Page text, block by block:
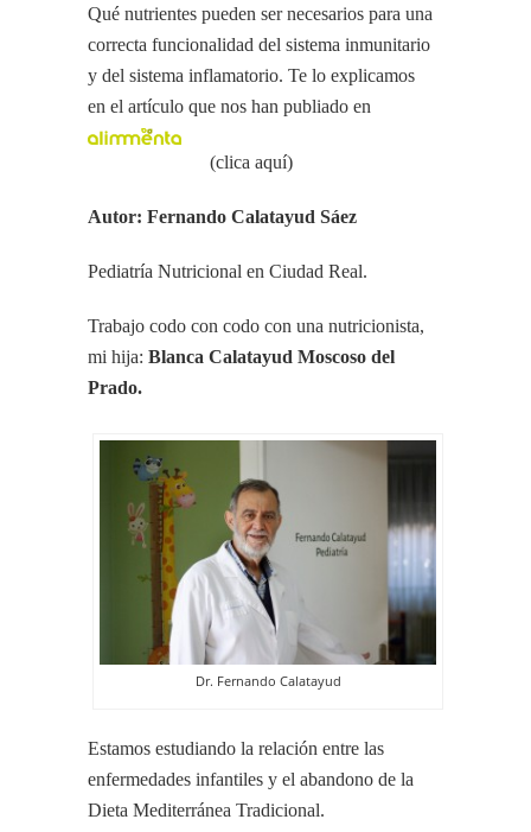
Qué nutrientes pueden ser necesarios para una
correcta funcionalidad del sistema inmunitario
y del sistema inflamatorio. Te lo explicamos
en el artículo que nos han publiado en
(clica aquí)
Autor: Fernando Calatayud Sáez
Pediatría Nutricional en Ciudad Real.
Trabajo codo con codo con una nutricionista,
mi hija: Blanca Calatayud Moscoso del
Prado.
Dr. Fernando Calatayud
Estamos estudiando la relación entre las
enfermedades infantiles y el abandono de la
Dieta Mediterránea Tradicional.